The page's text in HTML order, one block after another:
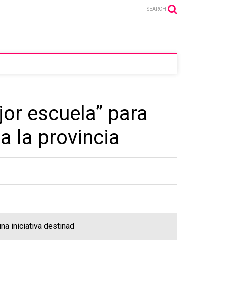
SEARCH
escuela” para
la provincia
iniciativa destinad